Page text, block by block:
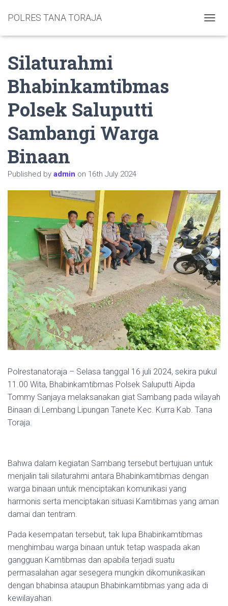
POLRES TANA TORAJA
Silaturahmi
Bhabinkamtibmas
Polsek Saluputti
Sambangi Warga
Binaan
Published by admin on 16th July 2024
Polrestanatoraja – Selasa tanggal 16 juli 2024, sekira pukul
11.00 Wita, Bhabinkamtibmas Polsek Saluputti Aipda
Tommy Sanjaya melaksanakan giat Sambang pada wilayah
Binaan di Lembang Lipungan Tanete Kec. Kurra Kab. Tana
Toraja.
Bahwa dalam kegiatan Sambang tersebut bertujuan untuk
menjalin tali silaturahmi antara Bhabinkamtibmas dengan
warga binaan untuk menciptakan komunikasi yang
harmonis serta menciptakan situasi Kamtibmas yang aman
damai dan tentram.
Pada kesempatan tersebut, tak lupa Bhabinkamtibmas
menghimbau warga binaan untuk tetap waspada akan
gangguan Kamtibmas dan apabila terjadi suatu
permasalahan agar sesegera mungkin dikomunikasikan
dengan bhabinsa ataupun Bhabinkamtibmas yang ada di
kewilayahan.